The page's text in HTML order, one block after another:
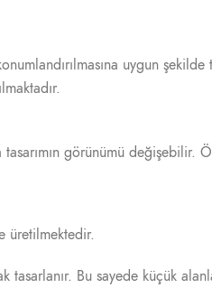
uygun şekilde
görünümü
üretilmektedir.
tasarlanır. Bu sayede küçük